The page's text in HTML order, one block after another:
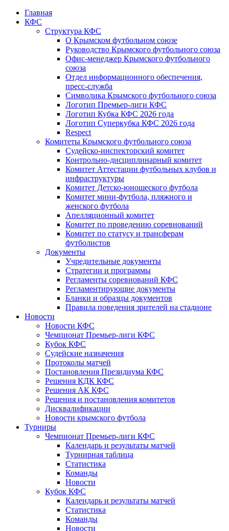
Главная
КФС
Структура КФС
О Крымском футбольном союзе
Руководство Крымского футбольного союза
Офис-менеджер Крымского футбольного
союза
Отдел информационного обеспечения,
пресс-служба
Символика Крымского футбольного союза
Логотип Премьер-лиги КФС
Логотип Кубка КФС 2026 года
Логотип Суперкубка КФС 2026 года
Respect
Комитеты Крымского футбольного союза
Судейско-инспекторский комитет
Контрольно-дисциплинарный комитет
Комитет Аттестации футбольных клубов и
инфраструктуры
Комитет Детско-юношеского футбола
Комитет мини-футбола, пляжного и
женского футбола
Апелляционный комитет
Комитет по проведению соревнований
Комитет по статусу и трансферам
футболистов
Документы
Учредительные документы
Стратегии и программы
Регламенты соревнований КФС
Регламентирующие документы
Бланки и образцы документов
Правила поведения зрителей на стадионе
Новости
Новости КФС
Чемпионат Премьер-лиги КФС
Кубок КФС
Судейские назначения
Протоколы матчей
Постановления Президиума КФС
Решения КДК КФС
Решения АК КФС
Решения и постановления комитетов
Дисквалификации
Новости крымского футбола
Турниры
Чемпионат Премьер-лиги КФС
Календарь и результаты матчей
Турнирная таблица
Статистика
Команды
Новости
Кубок КФС
Календарь и результаты матчей
Статистика
Команды
Новости